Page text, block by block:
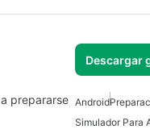
Descargar
prepararse Android
Simulador Para